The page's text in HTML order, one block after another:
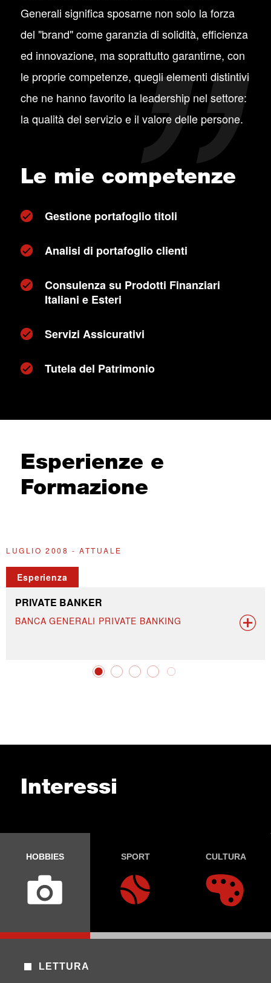
Generali significa sposarne non solo la forza
del "brand" come garanzia di solidità, efficienza
ed innovazione, ma soprattutto garantirne, con
le proprie competenze, quegli elementi distintivi
che ne hanno favorito la leadership nel settore:
la qualità del servizio e il valore delle persone.
Le mie competenze
Gestione portafoglio titoli
Analisi di portafoglio clienti
Consulenza su Prodotti Finanziari
Italiani e Esteri
Servizi Assicurativi
Tutela del Patrimonio
Esperienze e
Formazione
LUGLIO 2008 - ATTUALE
Esperienza
PRIVATE BANKER
BANCA GENERALI PRIVATE BANKING
Interessi
HOBBIES SPORT CULTURA
LETTURA